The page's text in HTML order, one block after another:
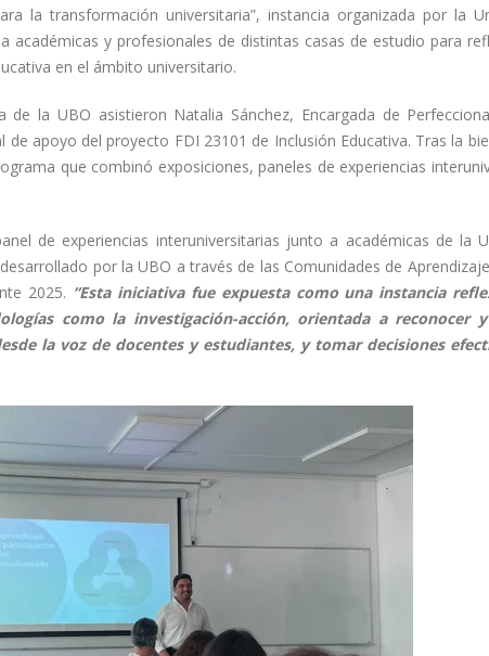
la transformación universitaria”, instancia organizada por la
académicas y profesionales de distintas casas de estudio para
en el ámbito universitario.
la UBO asistieron Natalia Sánchez, Encargada de
apoyo del proyecto FDI 23101 de Inclusión Educativa. Tras la
que combinó exposiciones, paneles de experiencias
de experiencias interuniversitarias junto a académicas de la
por la UBO a través de las Comunidades de
2025. “Esta iniciativa fue expuesta como una instancia
como la investigación-acción, orientada a reconocer
la voz de docentes y estudiantes, y tomar decisiones